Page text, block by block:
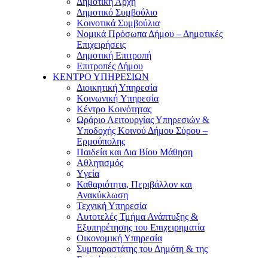
Δημοτικό Συμβούλιο
Κοινοτικά Συμβούλια
Νομικά Πρόσωπα Δήμου – Δημοτικές
Επιχειρήσεις
Δημοτική Επιτροπή
Επιτροπές Δήμου
ΚΕΝΤΡΟ ΥΠΗΡΕΣΙΩΝ
Διοικητική Υπηρεσία
Κοινωνική Yπηρεσία
Κέντρο Κοινότητας
Ωράριο Λειτουργίας Υπηρεσιών &
Υποδοχής Κοινού Δήμου Σύρου –
Ερμούπολης
Παιδεία και Δια Βίου Μάθηση
Αθλητισμός
Yγεία
Καθαριότητα, Περιβάλλον και
Ανακύκλωση
Τεχνική Υπηρεσία
Αυτοτελές Τμήμα Ανάπτυξης &
Εξυπηρέτησης του Επιχειρηματία
Οικονομική Υπηρεσία
Συμπαραστάτης του Δημότη & της